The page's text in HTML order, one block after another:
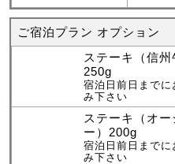
ご宿泊プラン オプション
ステーキ（信州
250g
宿泊日前日までに
み下さい
ステーキ（オー
ー）200g
宿泊日前日までに
み下さい